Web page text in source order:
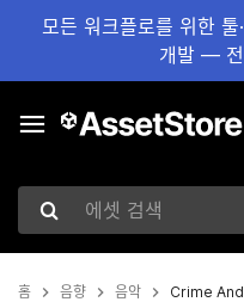
모든 워크플로를 위한 툴
개발 —
에셋 검색
홈 음향 음악 Crime